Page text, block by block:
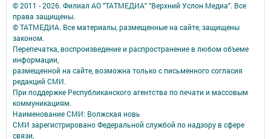
© 2011 - 2026. Филиал АО "ТАТМЕДИА" "Верхний Услон Медиа". Все
права защищены.
© ТАТМЕДИА. Все материалы, размещенные на сайте, защищены
законом.
Перепечатка, воспроизведение и распространение в любом объеме
информации,
размещенной на сайте, возможна только с письменного согласия
редакций СМИ.
При поддержке Республиканского агентства по печати и массовым
коммуникациям.
Наименование СМИ: Волжская новь
СМИ зарегистрировано Федеральной службой по надзору в сфере
связи,